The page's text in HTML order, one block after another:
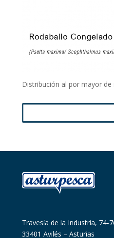
Distribución al por mayor
Travesía de la Industria, 74-
33401 Avilés – Asturias